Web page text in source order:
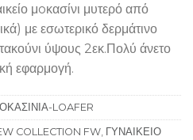
μoκασίνι μυτερό από
με εσωτερικό δερμάτινο
ύψους 2εκ.Πολύ άνετο
εφαρμογή.
LOAFER
COLLECTION FW ΓΥΝΑΙΚΕΙΟ